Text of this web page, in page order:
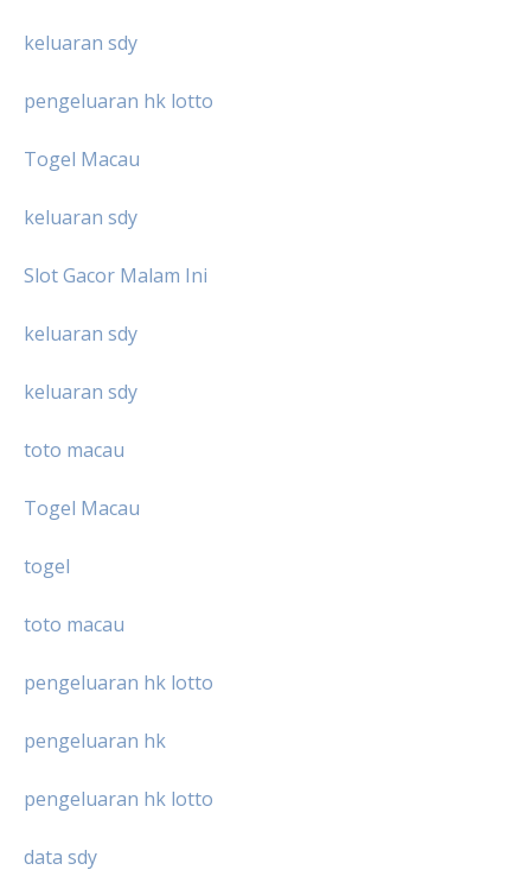
keluaran sdy
pengeluaran hk lotto
Togel Macau
keluaran sdy
Slot Gacor Malam Ini
keluaran sdy
keluaran sdy
toto macau
Togel Macau
togel
toto macau
pengeluaran hk lotto
pengeluaran hk
pengeluaran hk lotto
data sdy